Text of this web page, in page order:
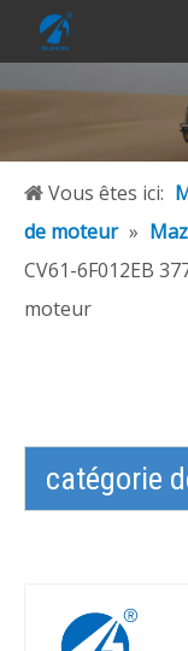
Vous êtes ici:
de moteur »
CV61-6F012EB
moteur
catégorie